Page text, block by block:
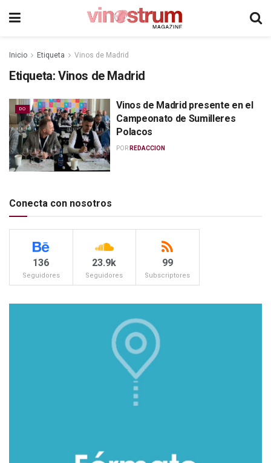
Inicio Etiqueta Vinos de Madrid
Etiqueta: Vinos de Madrid
DO
Vinos de Madrid presente en el
Campeonato de Sumilleres
Polacos
POR REDACCION
Conecta con nosotros
136
Seguidores
23.9k
Seguidores
99
Subscriptores